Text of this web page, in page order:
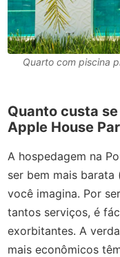
Quarto com piscina
Quanto custa
Apple House
A hospedagem na
ser bem mais
você imagina. Por
tantos serviços, é
exorbitantes. A
mais econômicos